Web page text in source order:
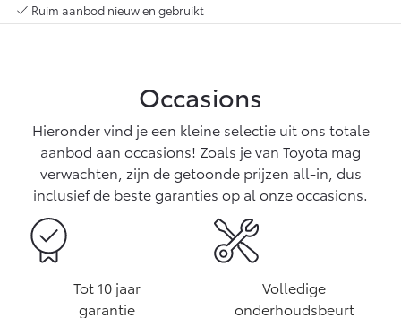
OOK ALS BATTERIJ-
ELEKTRISCH
Vanaf € 37.500,-
Proace Verso
BATTERIJ-ELEKTRISCH
Vanaf € 55.950,-
Ruim aanbod nieuw en gebruikt
Occasions
Hieronder vind je een kleine selectie uit ons totale
aanbod aan occasions! Zoals je van Toyota mag
verwachten, zijn de getoonde prijzen all-in, dus
inclusief de beste garanties op al onze occasions.
Tot 10 jaar
garantie
Volledige
onderhoudsbeurt